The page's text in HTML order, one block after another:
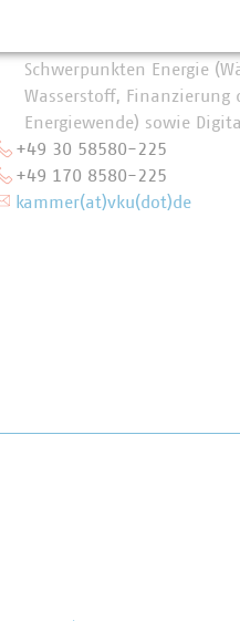
Schwerpunkten Energie
Wasserstoff, Finanzierung
Energiewende) sowie
+49 30 58580-225
+49 170 8580-225
kammer(at)vku(dot)de